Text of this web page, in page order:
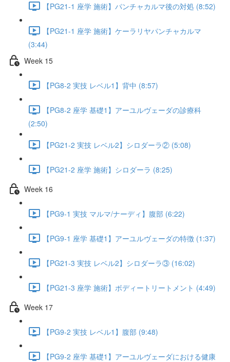
【PG21-1 座学 施術】パンチャカルマ後の対処 (8:52)
【PG21-1 座学 施術】ケーラリヤパンチャカルマ
(3:44)
Week 15
【PG8-2 実技 レベル1】背中 (8:57)
【PG8-2 座学 基礎1】アーユルヴェーダの診療科
(2:50)
【PG21-2 実技 レベル2】シロダーラ② (5:08)
【PG21-2 座学 施術】シロダーラ (8:25)
Week 16
【PG9-1 実技 マルマ/ナーディ】腹部 (6:22)
【PG9-1 座学 基礎1】アーユルヴェーダの特徴 (1:37)
【PG21-3 実技 レベル2】シロダーラ③ (16:02)
【PG21-3 座学 施術】ボディートリートメント (4:49)
Week 17
【PG9-2 実技 レベル1】腹部 (9:48)
【PG9-2 座学 基礎1】アーユルヴェーダにおける健康